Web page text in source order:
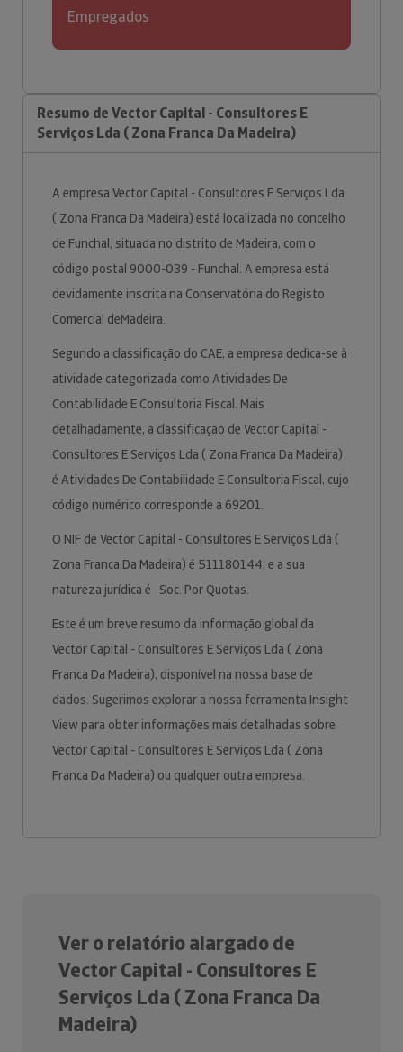
Empregados
Resumo de Vector Capital - Consultores E
Serviços Lda ( Zona Franca Da Madeira)
A empresa Vector Capital - Consultores E Serviços Lda
( Zona Franca Da Madeira) está localizada no concelho
de Funchal, situada no distrito de Madeira, com o
código postal 9000-039 - Funchal. A empresa está
devidamente inscrita na Conservatória do Registo
Comercial deMadeira.
Segundo a classificação do CAE, a empresa dedica-se à
atividade categorizada como Atividades De
Contabilidade E Consultoria Fiscal. Mais
detalhadamente, a classificação de Vector Capital -
Consultores E Serviços Lda ( Zona Franca Da Madeira)
é Atividades De Contabilidade E Consultoria Fiscal, cujo
código numérico corresponde a 69201.
O NIF de Vector Capital - Consultores E Serviços Lda (
Zona Franca Da Madeira) é 511180144, e a sua
natureza jurídica é Soc. Por Quotas.
Este é um breve resumo da informação global da
Vector Capital - Consultores E Serviços Lda ( Zona
Franca Da Madeira), disponível na nossa base de
dados. Sugerimos explorar a nossa ferramenta Insight
View para obter informações mais detalhadas sobre
Vector Capital - Consultores E Serviços Lda ( Zona
Franca Da Madeira) ou qualquer outra empresa.
Ver o relatório alargado de
Vector Capital - Consultores E
Serviços Lda ( Zona Franca Da
Madeira)